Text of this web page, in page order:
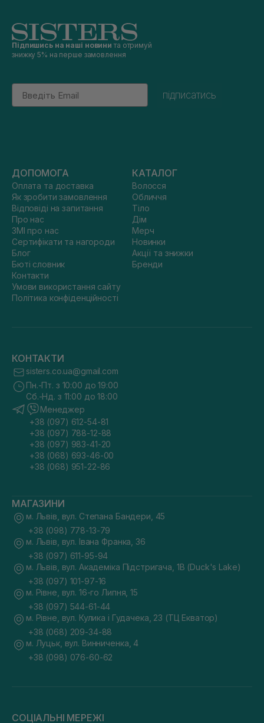
Підпишись на наші новини та отримуй
знижку 5% на перше замовлення
Email
підписатись
ДОПОМОГА
Оплата та доставка
Як зробити замовлення
Відповіді на запитання
Про нас
ЗМІ про нас
Сертифікати та нагороди
Блог
Бюті словник
Контакти
Умови використання сайту
Політика конфіденційності
КАТАЛОГ
Волосся
Обличчя
Тіло
Дім
Мерч
Новинки
Акції та знижки
Бренди
КОНТАКТИ
sisters.co.ua@gmail.com
Пн.-Пт. з 10:00 до 19:00
Сб.-Нд. з 11:00 до 18:00
Менеджер
+38 (097) 612-54-81
+38 (097) 788-12-88
+38 (097) 983-41-20
+38 (068) 693-46-00
+38 (068) 951-22-86
МАГАЗИНИ
м. Львів, вул. Степана Бандери, 45
+38 (098) 778-13-79
м. Львів, вул. Івана Франка, 36
+38 (097) 611-95-94
м. Львів, вул. Академіка Підстригача, 1В (Duck's Lake)
+38 (097) 101-97-16
м. Рівне, вул. 16-го Липня, 15
+38 (097) 544-61-44
м. Рівне, вул. Кулика і Гудачека, 23 (ТЦ Екватор)
+38 (068) 209-34-88
м. Луцьк, вул. Винниченка, 4
+38 (098) 076-60-62
СОЦІАЛЬНІ МЕРЕЖІ